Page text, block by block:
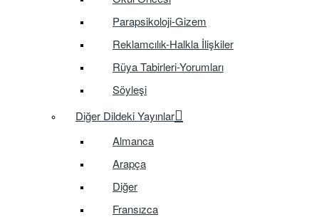
Parapsikoloji-Gizem
Reklamcılık-Halkla İlişkiler
Rüya Tabirleri-Yorumları
Söyleşi
Diğer Dildeki Yayınlar
Almanca
Arapça
Diğer
Fransızca